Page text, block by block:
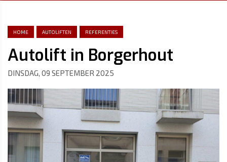
HOME AUTOLIFTEN REFERENTIES
Autolift in Borgerhout
DINSDAG, 09 SEPTEMBER 2025